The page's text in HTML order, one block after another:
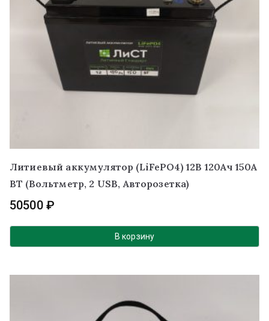
Литиевый аккумулятор (LiFePO4) 12В 120Ач 150А
BT (Вольтметр, 2 USB, Авторозетка)
50500 ₽
В корзину